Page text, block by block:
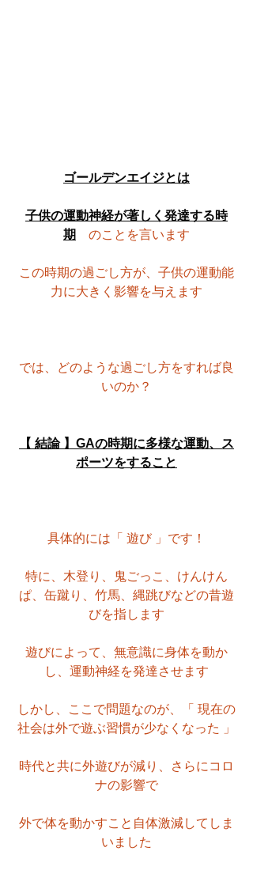
ゴールデンエイジとは
子供の運動神経が著しく発達する時
期
のことを言います
この時期の過ごし方が、子供の運動能
力に大きく影響を与えます
では、どのような過ごし方をすれば良
いのか？
【 結論 】GAの時期に多様な運動、ス
ポーツをすること
具体的には「 遊び 」です！
特に、木登り、鬼ごっこ、けんけん
ぱ、缶蹴り、竹馬、縄跳びなどの昔遊
びを指します
遊びによって、無意識に身体を動か
し、運動神経を発達させます
しかし、ここで問題なのが、「 現在の
社会は外で遊ぶ習慣が少なくなった 」
時代と共に外遊びが減り、さらにコロ
ナの影響で
外で体を動かすこと自体激減してしま
いました